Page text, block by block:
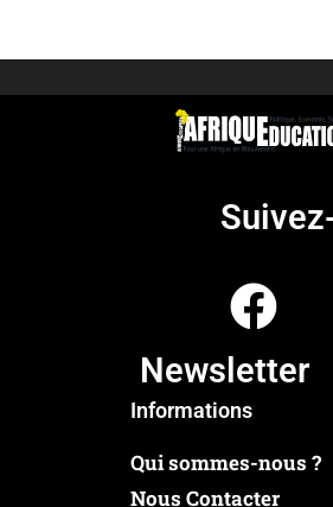
Newsletter
Informations
Qui sommes-nous ?
Nous Contacter